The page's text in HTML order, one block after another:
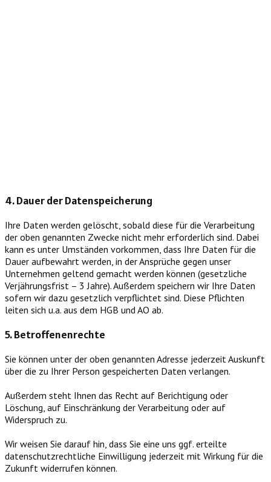
4. Dauer der Datenspeicherung
Ihre Daten werden gelöscht, sobald diese für die Verarbeitung
der oben genannten Zwecke nicht mehr erforderlich sind. Dabei
kann es unter Umständen vorkommen, dass Ihre Daten für die
Dauer aufbewahrt werden, in der Ansprüche gegen unser
Unternehmen geltend gemacht werden können (gesetzliche
Verjährungsfrist – 3 Jahre). Außerdem speichern wir Ihre Daten
sofern wir dazu gesetzlich verpflichtet sind. Diese Pflichten
leiten sich u.a. aus dem HGB und AO ab.
5. Betroffenenrechte
Sie können unter der oben genannten Adresse jederzeit Auskunft
über die zu Ihrer Person gespeicherten Daten verlangen.
Außerdem steht Ihnen das Recht auf Berichtigung oder
Löschung, auf Einschränkung der Verarbeitung oder auf
Widerspruch zu.
Wir weisen Sie darauf hin, dass Sie eine uns ggf. erteilte
datenschutzrechtliche Einwilligung jederzeit mit Wirkung für die
Zukunft widerrufen können.